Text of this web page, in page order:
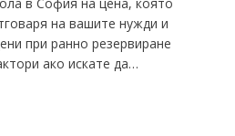
на вашите нужди и
при ранно резервиране
ако искате да…